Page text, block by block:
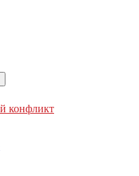
конфликт